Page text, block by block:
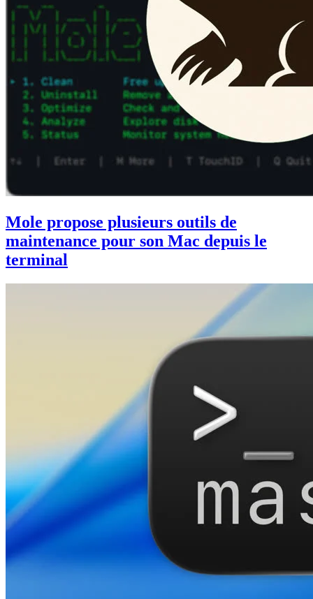
Mole propose plusieurs outils de
maintenance pour son Mac depuis le
terminal